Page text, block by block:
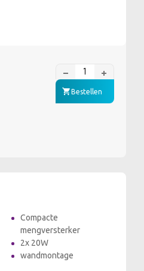
Bestellen
Compacte
mengversterker
2x 20W
wandmontage